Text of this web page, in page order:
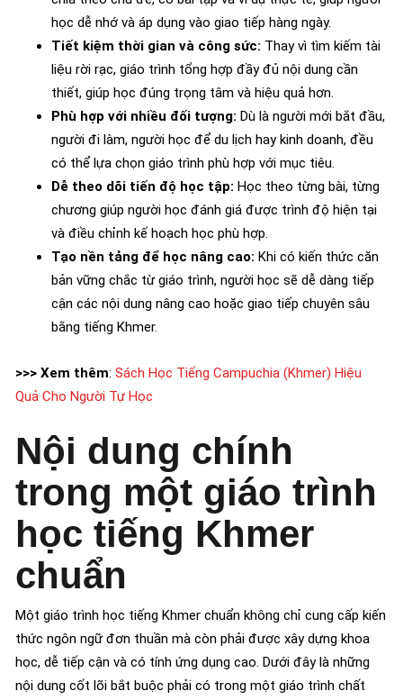
học dễ nhớ và áp dụng vào giao tiếp hàng ngày.
Tiết kiệm thời gian và công sức: Thay vì tìm kiếm tài
liệu rời rạc, giáo trình tổng hợp đầy đủ nội dung cần
thiết, giúp học đúng trọng tâm và hiệu quả hơn.
Phù hợp với nhiều đối tượng: Dù là người mới bắt đầu,
người đi làm, người học để du lịch hay kinh doanh, đều
có thể lựa chọn giáo trình phù hợp với mục tiêu.
Dễ theo dõi tiến độ học tập: Học theo từng bài, từng
chương giúp người học đánh giá được trình độ hiện tại
và điều chỉnh kế hoạch học phù hợp.
Tạo nền tảng để học nâng cao: Khi có kiến thức căn
bản vững chắc từ giáo trình, người học sẽ dễ dàng tiếp
cận các nội dung nâng cao hoặc giao tiếp chuyên sâu
bằng tiếng Khmer.
>>> Xem thêm: Sách Học Tiếng Campuchia (Khmer) Hiệu
Quả Cho Người Tự Học
Nội dung chính
trong một giáo trình
học tiếng Khmer
chuẩn
Một giáo trình học tiếng Khmer chuẩn không chỉ cung cấp kiến
thức ngôn ngữ đơn thuần mà còn phải được xây dựng khoa
học, dễ tiếp cận và có tính ứng dụng cao. Dưới đây là những
nội dung cốt lõi bắt buộc phải có trong một giáo trình chất